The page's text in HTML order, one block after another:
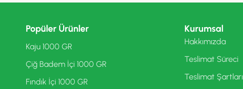
Popüler Ürünler
Kaju 1000 GR
Çiğ Badem İçi 1000 GR
Fındık İçi 1000 GR
Kurumsal
Hakkımızda
Teslimat Süreci
Teslimat Şartları